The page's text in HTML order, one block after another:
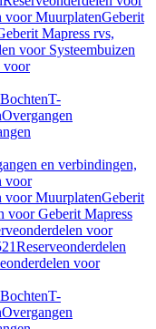
voor MuurplatenGeberit
Mapress rvs,
voor Systeembuizen
voor
T-
Overgangen
en verbindingen,
voor
voor MuurplatenGeberit
voor Geberit Mapress
voor
Reserveonderdelen
voor
T-
Overgangen